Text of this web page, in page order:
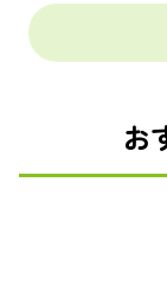
お